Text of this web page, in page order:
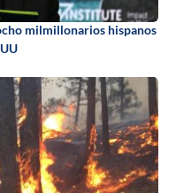
milmillonarios hispanos